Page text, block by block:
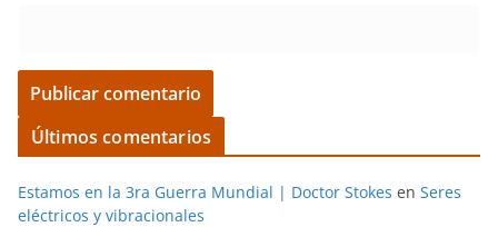
Últimos comentarios
Estamos en la 3ra Guerra Mundial | Doctor Stokes en Seres
eléctricos y vibracionales